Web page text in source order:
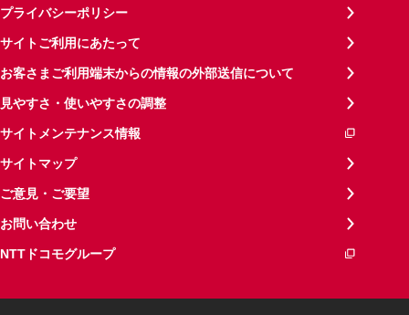
プライバシーポリシー
サイトご利用にあたって
お客さまご利用端末からの情報の外部送信について
見やすさ・使いやすさの調整
サイトメンテナンス情報
サイトマップ
ご意見・ご要望
お問い合わせ
NTTドコモグループ